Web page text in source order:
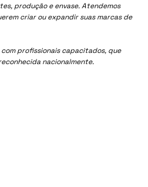
produção e envase. Atendemos
criar ou expandir suas marcas de
profissionais capacitados, que
nacionalmente.